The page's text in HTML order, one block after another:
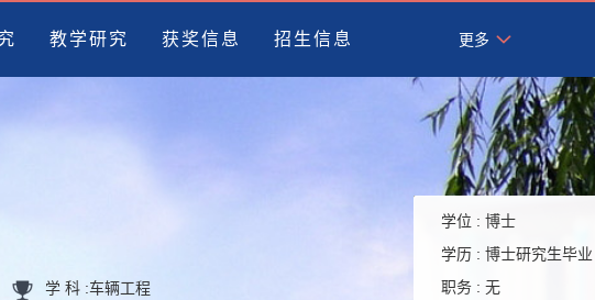
教学研究 获奖信息 招生信息 更多
学 科 :车辆工程
学位 : 博士
学历 : 博士研究生毕业
职务 : 无